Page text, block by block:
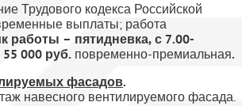
Трудового кодекса Российской
выплаты; работа
работы – пятидневка, с 7.00-
000 руб. повременно-премиальная.
фасадов.
навесного вентилируемого фасада.